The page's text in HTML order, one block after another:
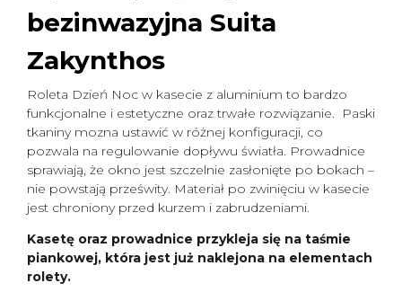
bezinwazyjna Suita
Zakynthos
Roleta Dzień Noc w kasecie z aluminium to bardzo
funkcjonalne i estetyczne oraz trwałe rozwiązanie. Paski
tkaniny mozna ustawić w różnej konfiguracji, co
pozwala na regulowanie dopływu światła. Prowadnice
sprawiają, że okno jest szczelnie zasłonięte po bokach –
nie powstają prześwity. Materiał po zwinięciu w kasecie
jest chroniony przed kurzem i zabrudzeniami.
Kasetę oraz prowadnice przykleja się na taśmie
piankowej, która jest już naklejona na elementach
rolety.